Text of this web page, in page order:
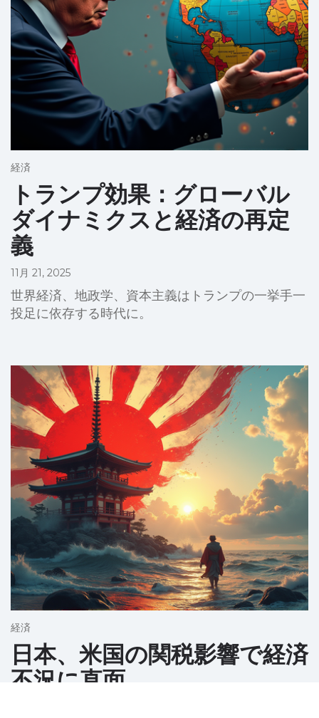
経済
トランプ効果：グローバル
ダイナミクスと経済の再定
義
11月 21, 2025
世界経済、地政学、資本主義はトランプの一挙手一
投足に依存する時代に。
経済
日本、米国の関税影響で経済
不況に直面